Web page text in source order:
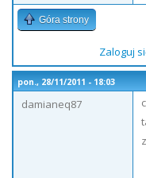
Góra strony
Zaloguj
pon., 28/11/2011 - 18:03
damianeq87